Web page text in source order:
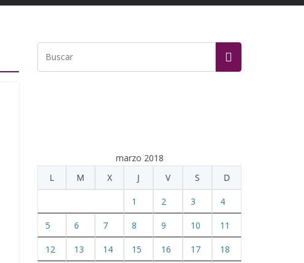
marzo 2018
L
M X J V S D
1 2 3 4
5 6 7 8 9 10 11
12 13 14 15 16 17 18